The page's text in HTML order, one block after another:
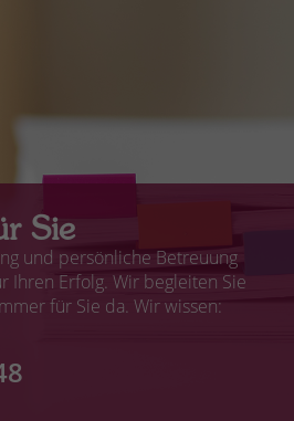
Sie
und persönliche Betreuung
Ihren Erfolg. Wir begleiten Sie
für Sie da. Wir wissen: